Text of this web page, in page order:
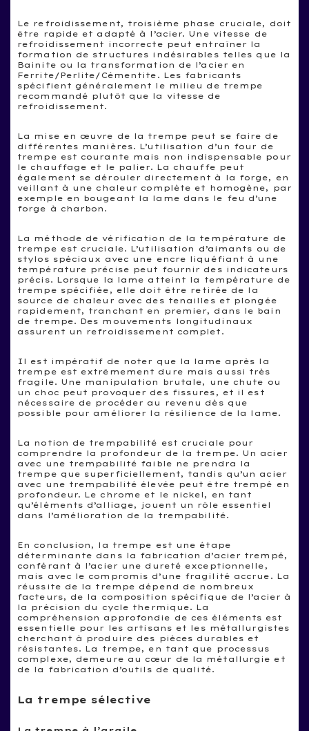
Le refroidissement, troisième phase cruciale, doit
être rapide et adapté à l’acier. Une vitesse de
refroidissement incorrecte peut entraîner la
formation de structures indésirables telles que la
Bainite ou la transformation de l’acier en
Ferrite/Perlite/Cémentite. Les fabricants
spécifient généralement le milieu de trempe
recommandé plutôt que la vitesse de
refroidissement.
La mise en œuvre de la trempe peut se faire de
différentes manières. L’utilisation d’un four de
trempe est courante mais non indispensable pour
le chauffage et le palier. La chauffe peut
également se dérouler directement à la forge, en
veillant à une chaleur complète et homogène, par
exemple en bougeant la lame dans le feu d’une
forge à charbon.
La méthode de vérification de la température de
trempe est cruciale. L’utilisation d’aimants ou de
stylos spéciaux avec une encre liquéfiant à une
température précise peut fournir des indicateurs
précis. Lorsque la lame atteint la température de
trempe spécifiée, elle doit être retirée de la
source de chaleur avec des tenailles et plongée
rapidement, tranchant en premier, dans le bain
de trempe. Des mouvements longitudinaux
assurent un refroidissement complet.
Il est impératif de noter que la lame après la
trempe est extrêmement dure mais aussi très
fragile. Une manipulation brutale, une chute ou
un choc peut provoquer des fissures, et il est
nécessaire de procéder au revenu dès que
possible pour améliorer la résilience de la lame.
La notion de trempabilité est cruciale pour
comprendre la profondeur de la trempe. Un acier
avec une trempabilité faible ne prendra la
trempe que superficiellement, tandis qu’un acier
avec une trempabilité élevée peut être trempé en
profondeur. Le chrome et le nickel, en tant
qu’éléments d’alliage, jouent un rôle essentiel
dans l’amélioration de la trempabilité.
En conclusion, la trempe est une étape
déterminante dans la fabrication d’acier trempé,
conférant à l’acier une dureté exceptionnelle,
mais avec le compromis d’une fragilité accrue. La
réussite de la trempe dépend de nombreux
facteurs, de la composition spécifique de l’acier à
la précision du cycle thermique. La
compréhension approfondie de ces éléments est
essentielle pour les artisans et les métallurgistes
cherchant à produire des pièces durables et
résistantes. La trempe, en tant que processus
complexe, demeure au cœur de la métallurgie et
de la fabrication d’outils de qualité.
La trempe sélective